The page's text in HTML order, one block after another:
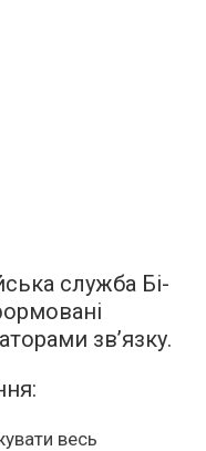
служба Бі-
зв’язку.
весь